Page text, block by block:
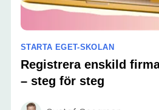
STARTA EGET-SKOLAN
Registrera enskild
– steg för steg